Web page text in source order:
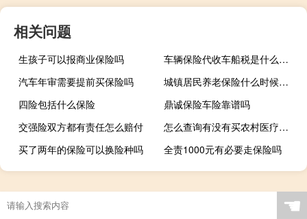
相关问题
生孩子可以报商业保险吗
车辆保险代收车船税是什么意思
汽车年审需要提前买保险吗
城镇居民养老保险什么时候可以领取
四险包括什么保险
鼎诚保险车险靠谱吗
交强险双方都有责任怎么赔付
怎么查询有没有买农村医疗保险
买了两年的保险可以换险种吗
全责1000元有必要走保险吗
☚